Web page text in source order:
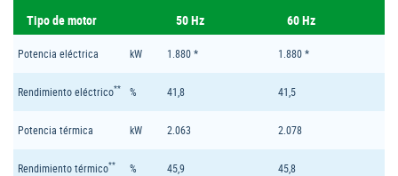
Tipo de motor 50 Hz 60 Hz
Potencia eléctrica kW 1.880 * 1.880 *
Rendimiento eléctrico** % 41,8 41,5
Potencia térmica kW 2.063 2.078
Rendimiento térmico** % 45,9 45,8